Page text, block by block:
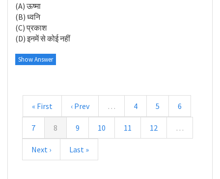
(A) ऊष्मा
(B) ध्वनि
(C) प्रकाश
(D) इनमें से कोई नहीं
Show Answer
« First ‹ Prev … 4 5 6
7 8 9 10 11 12 …
Next › Last »